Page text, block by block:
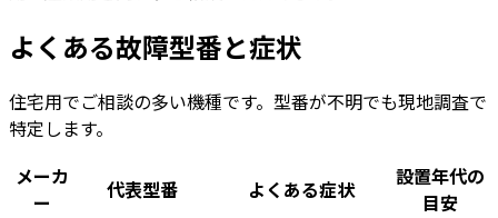
よくある故障型番と症状
住宅用でご相談の多い機種です。型番が不明でも現地調査で
特定します。
メーカ
ー
代表型番 よくある症状
設置年代の
目安